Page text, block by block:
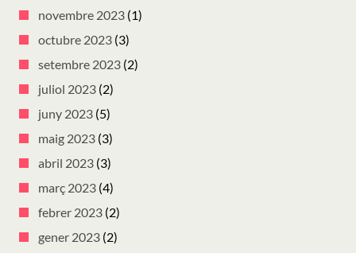
novembre 2023 (1)
octubre 2023 (3)
setembre 2023 (2)
juliol 2023 (2)
juny 2023 (5)
maig 2023 (3)
abril 2023 (3)
març 2023 (4)
febrer 2023 (2)
gener 2023 (2)